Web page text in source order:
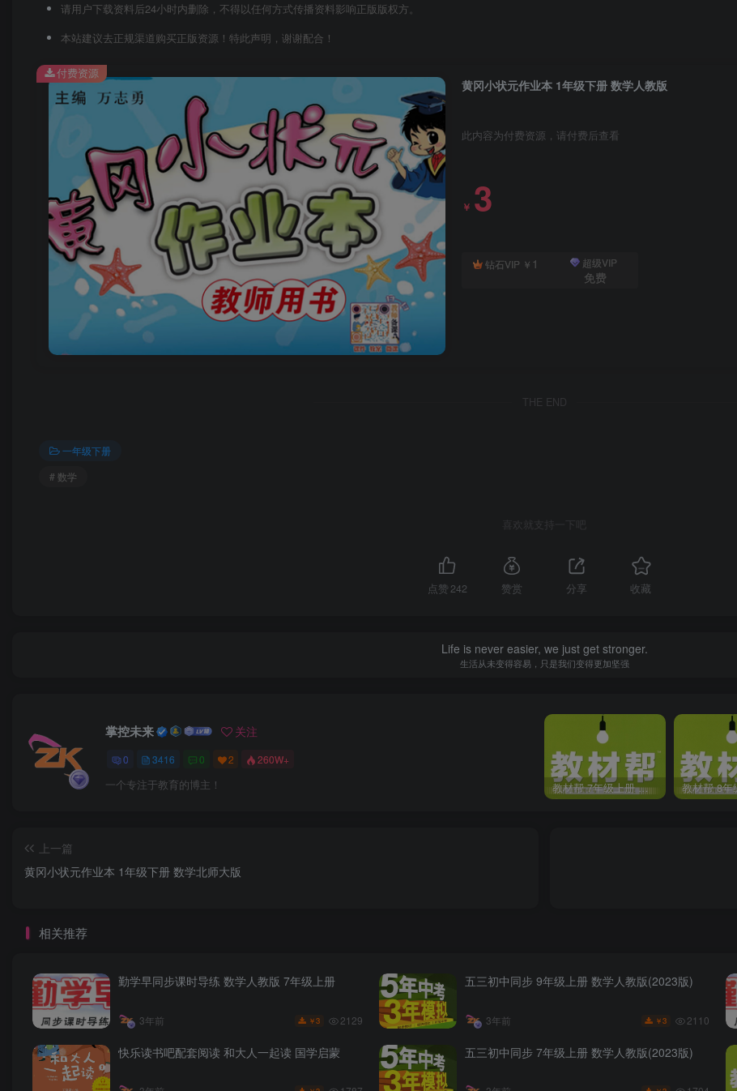
请用户下载资料后24小时内删除，不得以任何方式传播资料影响正版版权方。
本站建议去正规渠道购买正版资源！特此声明，谢谢配合！
黄冈小状元作业本 1年级下册 数学人教版
此内容为付费资源，请付费后查看
￥ 3
钻石VIP ￥ 1 超级VIP
免费
付费资源
THE END
一年级下册
# 数学
喜欢就支持一下吧
点赞242 赞赏 分享 收藏
Life is never easier, we just get stronger.
生活从未变得容易，只是我们变得更加坚强
掌控未来 关注
0 3416 0 2 260W+
一个专注于教育的博主！ 教材帮 7年级上册 语文人教版(2023秋)
上一篇
黄冈小状元作业本 1年级下册 数学北师大版
相关推荐
勤学早同步课时导练 数学人教版 7年级上册
3年前 ￥3 2129
五三初中同步 9年级上册 数学人教版(2023版)
3年前 ￥3 2110
快乐读书吧配套阅读 和大人一起读 国学启蒙 五三初中同步 7年级上册 数学人教版(2023版)